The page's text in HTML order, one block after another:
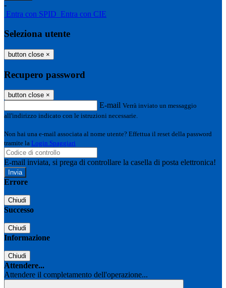
-
Entra con SPID Entra con CIE
Seleziona utente
button close ×
Recupero password
button close ×
E-mail Verrà inviato un messaggio
all'indirizzo indicato con le istruzioni necessarie.
Non hai una e-mail associata al nome utente? Effettua il reset della password
tramite la Login Spaggiari
E-mail inviata, si prega di controllare la casella di posta elettronica!
Errore
Chiudi
Successo
Chiudi
Informazione
Chiudi
Attendere...
Attendere il completamento dell'operazione...